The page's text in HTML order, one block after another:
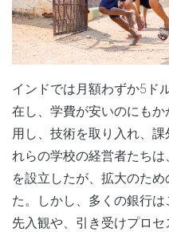
インドでは月額わずか5ド
在し、学費が安いのにも
用し、技術を取り入れ、
れらの学校の経営者たち
を設立したが、拡大のた
た。しかし、多くの銀行
先入観や、引き受けプロ